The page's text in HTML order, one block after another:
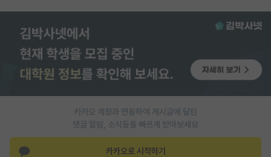
카카오 계정과 연동하여 게시글에 달린
댓글 알람, 소식등을 빠르게 받아보세요
카카오로 시작하기